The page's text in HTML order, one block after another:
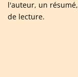
l'auteur, un
de lecture.